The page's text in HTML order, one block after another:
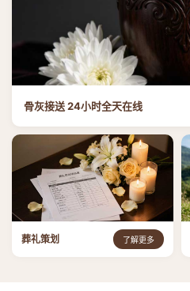
骨灰接送 24小时全天在线
葬礼策划 了解更多